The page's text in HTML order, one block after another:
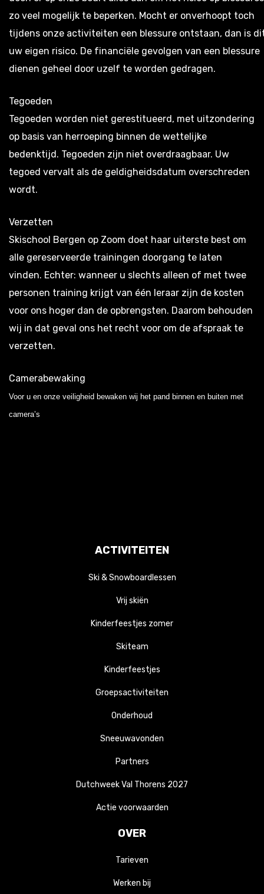
zo veel mogelijk te beperken. Mocht er onverhoopt toch
tijdens onze activiteiten een blessure ontstaan, dan is
uw eigen risico. De financiële gevolgen van een blessure
dienen geheel door uzelf te worden gedragen.
Tegoeden
Tegoeden worden niet gerestitueerd, met uitzondering
op basis van herroeping binnen de wettelijke
bedenktijd. Tegoeden zijn niet overdraagbaar. Uw
tegoed vervalt als de geldigheidsdatum overschreden
wordt.
Verzetten
Skischool Bergen op Zoom doet haar uiterste best om
alle gereserveerde trainingen doorgang te laten
vinden. Echter: wanneer u slechts alleen of met twee
personen training krijgt van één leraar zijn de kosten
voor ons hoger dan de opbrengsten. Daarom behouden
wij in dat geval ons het recht voor om de afspraak te
verzetten.
Camerabewaking
Voor u en onze veiligheid bewaken wij het pand binnen en buiten met
camera’s
ACTIVITEITEN
Ski & Snowboardlessen
Vrij skiën
Kinderfeestjes zomer
Skiteam
Kinderfeestjes
Groepsactiviteiten
Onderhoud
Sneeuwavonden
Partners
Dutchweek Val Thorens 2027
Actie voorwaarden
OVER
Tarieven
Werken bij